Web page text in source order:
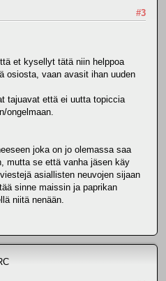
#3
et kysellyt tätä niin helppoa
osiosta, vaan avasit ihan uuden
tajuavat että ei uutta topiccia
ongelmaan.
joka on jo olemassa saa
mutta se että vanha jäsen käy
asiallisten neuvojen sijaan
sinne maissin ja paprikan
niitä nenään.